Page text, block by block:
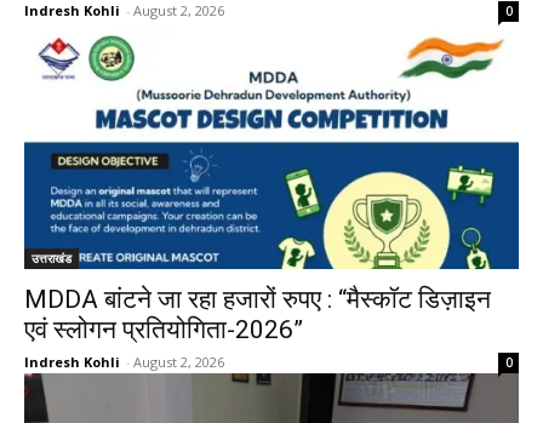
Indresh Kohli - August 2, 2026 0
उत्तराखंड
MDDA बांटने जा रहा हजारों रुपए : “मैस्कॉट डिज़ाइन
एवं स्लोगन प्रतियोगिता-2026”
Indresh Kohli - August 2, 2026 0